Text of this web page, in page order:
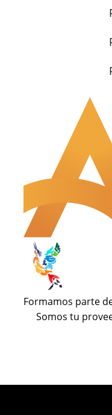
Formamos parte
Somos tu